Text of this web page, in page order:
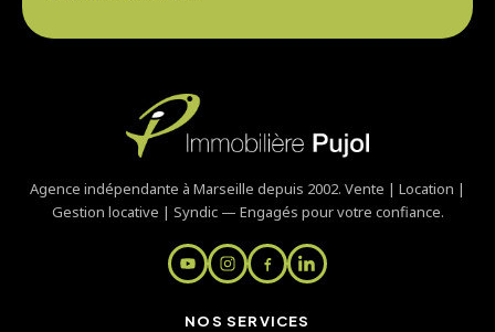
Agence indépendante à Marseille depuis 2002. Vente | Location |
Gestion locative | Syndic — Engagés pour votre confiance.
NOS SERVICES